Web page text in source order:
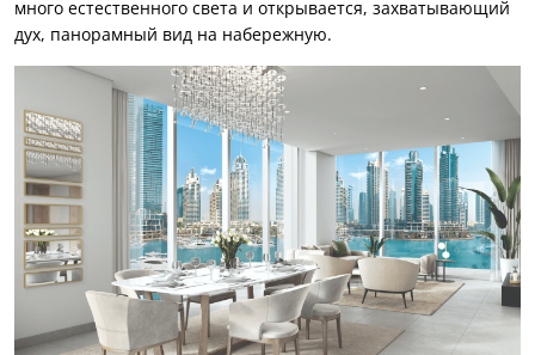
много естественного света и открывается, захватывающий
дух, панорамный вид на набережную.